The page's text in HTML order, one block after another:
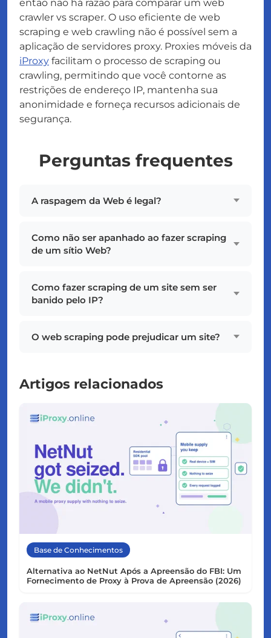
então não há razão para comparar um web
crawler vs scraper. O uso eficiente de web
scraping e web crawling não é possível sem a
aplicação de servidores proxy. Proxies móveis da
iProxy facilitam o processo de scraping ou
crawling, permitindo que você contorne as
restrições de endereço IP, mantenha sua
anonimidade e forneça recursos adicionais de
segurança.
Perguntas frequentes
A raspagem da Web é legal?
Como não ser apanhado ao fazer scraping
de um sítio Web?
Como fazer scraping de um site sem ser
banido pelo IP?
O web scraping pode prejudicar um site?
Artigos relacionados
Base de Conhecimentos
Alternativa ao NetNut Após a Apreensão do FBI: Um
Fornecimento de Proxy à Prova de Apreensão (2026)